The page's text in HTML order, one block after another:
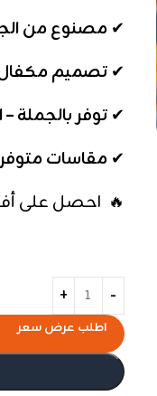
✔ مصنوع من
✔تصميم
✔توفر بالجملة –
✔ مقاسات متوفرة من
🔥 احصل على
اطلب عرض سعر